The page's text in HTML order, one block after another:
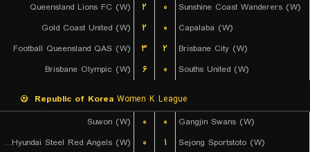
Queensland Lions FC (W)
۲ ۰
Sunshine Coast Wanderers (W)
Gold Coast United (W)
۲ ۰
Capalaba (W)
Football Queensland QAS (W)
۳ ۲
Brisbane City (W)
Brisbane Olympic (W)
۶ ۰ Souths United (W)
Republic of Korea Women K League
Suwon (W)
۰ ۰
Gangjin Swans (W)
Incheon Hyundai Steel Red Angels (W)
۰ ۱
Sejong Sportstoto (W)